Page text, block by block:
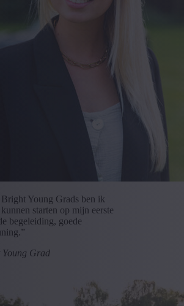
Young Grads ben ik
starten op mijn eerste
begeleiding, goede
Grad